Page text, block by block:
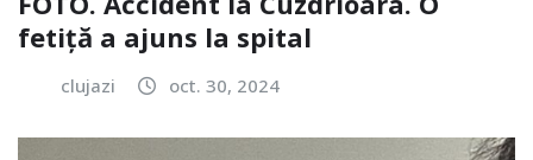
fetiță a ajuns la spital
clujazi oct. 30, 2024